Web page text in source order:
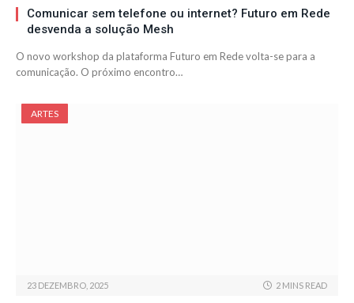
Comunicar sem telefone ou internet? Futuro em Rede
desvenda a solução Mesh
O novo workshop da plataforma Futuro em Rede volta-se para a
comunicação. O próximo encontro…
ARTES
23 DEZEMBRO, 2025 2 MINS READ